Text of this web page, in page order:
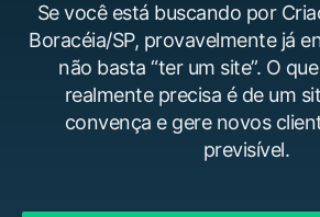
Se você está buscando por
Boracéia/SP, provavelmente já
não basta “ter um site”. O
realmente precisa é de um
convença e gere novos
previsível.